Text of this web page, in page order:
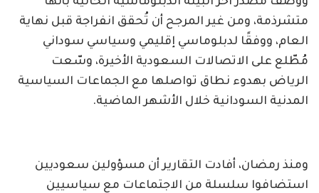
متشرذمة، ومن غير المرجح أن تُحقق انفراجة قبل نهاية
العام، ووفقًا لدبلوماسي إقليمي وسياسي سوداني
مُطّلع على الاتصالات السعودية الأخيرة، وسّعت
الرياض بهدوء نطاق تواصلها مع الجماعات السياسية
المدنية السودانية خلال الأشهر الماضية.
ومنذ رمضان، أفادت التقارير أن مسؤولين سعوديين
استضافوا سلسلة من الاجتماعات مع سياسيين